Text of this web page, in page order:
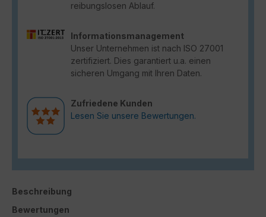
reibungslosen Ablauf.
Informationsmanagement
Unser Unternehmen ist nach ISO 27001
zertifiziert. Dies garantiert u.a. einen
sicheren Umgang mit Ihren Daten.
Zufriedene Kunden
Lesen Sie unsere Bewertungen.
Beschreibung
Bewertungen